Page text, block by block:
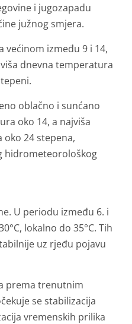
i jugozapadu
južnog smjera.
većinom između 9 i 14,
dnevna temperatura
oblačno i sunćano
oko 14, a najviša
24 stepena,
hidrometeorološkog
U periodu između 6. i
lokalno do 35°C. Tih
uz rjeđu pojavu
prema trenutnim
se stabilizacija
vremenskih prilika